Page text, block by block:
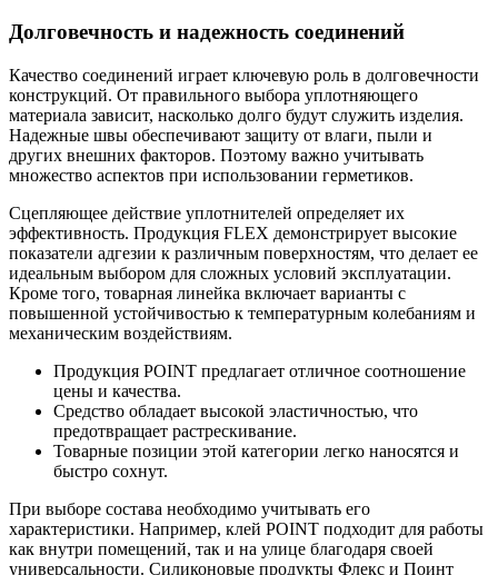
Долговечность и надежность соединений
Качество соединений играет ключевую роль в долговечности
конструкций. От правильного выбора уплотняющего
материала зависит, насколько долго будут служить изделия.
Надежные швы обеспечивают защиту от влаги, пыли и
других внешних факторов. Поэтому важно учитывать
множество аспектов при использовании герметиков.
Сцепляющее действие уплотнителей определяет их
эффективность. Продукция FLEX демонстрирует высокие
показатели адгезии к различным поверхностям, что делает ее
идеальным выбором для сложных условий эксплуатации.
Кроме того, товарная линейка включает варианты с
повышенной устойчивостью к температурным колебаниям и
механическим воздействиям.
Продукция POINT предлагает отличное соотношение
цены и качества.
Средство обладает высокой эластичностью, что
предотвращает растрескивание.
Товарные позиции этой категории легко наносятся и
быстро сохнут.
При выборе состава необходимо учитывать его
характеристики. Например, клей POINT подходит для работы
как внутри помещений, так и на улице благодаря своей
универсальности. Силиконовые продукты Флекс и Поинт